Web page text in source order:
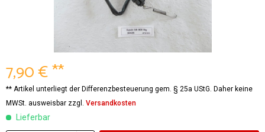
7,90 € **
** Artikel unterliegt der Differenzbesteuerung gem. § 25a UStG. Daher keine
MWSt. ausweisbar zzgl. Versandkosten
Lieferbar